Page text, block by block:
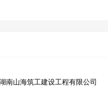
南山海筑工建设工程有限公司